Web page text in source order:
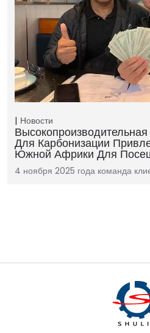
Новости
Для Карбонизации
Южной Африки Для
4 ноября 2025 года команда